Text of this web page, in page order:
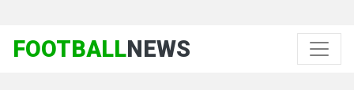
FOOTBALLNEWS